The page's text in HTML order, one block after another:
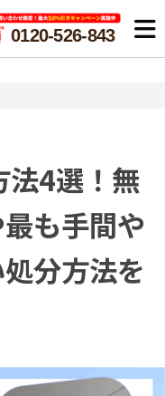
0120-526-843
法4選！無
も手間や
分方法を